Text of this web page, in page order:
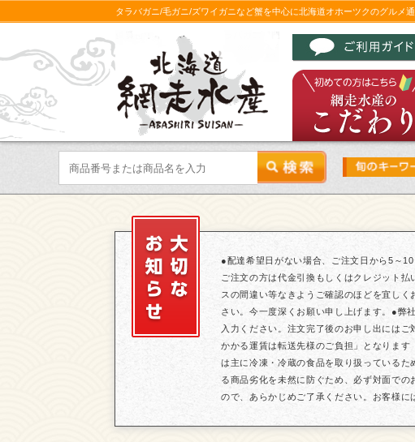
タラバガニ/毛ガニ/ズワイガニなど蟹を中心に北海道オホーツクのグルメ通
●配達希望日がない場合、ご注文日から5～
ご注文の方は代金引換もしくはクレジット
スの間違い等なきようご確認のほどを宜し
さい。今一度深くお願い申し上げます。●弊
入力ください。注文完了後のお申し出には
かかる運賃は転送先様のご負担」となりま
は主に冷凍・冷蔵の食品を取り扱っている
る商品劣化を未然に防ぐため、必ず対面で
ので、あらかじめご了承ください。お客様に